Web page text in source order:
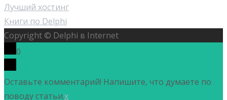
Лучший хостинг
Книги по Delphi
Copyright © Delphi в Internet
0
Оставьте комментарий! Напишите, что думаете по
поводу статьи.x